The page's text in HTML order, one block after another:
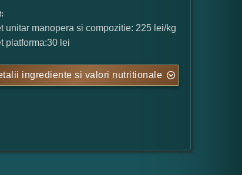
unitar manopera si compozitie: 225 lei/kg
platforma:30 lei
ingrediente si valori nutritionale